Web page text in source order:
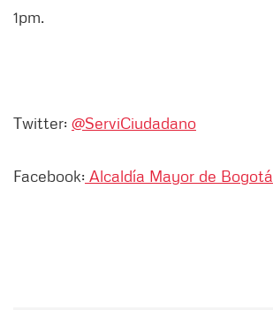
1pm.
Twitter: @ServiCiudadano
Facebook: Alcaldía Mayor de Bogotá